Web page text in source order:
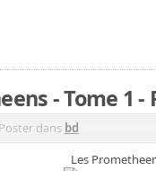
- Tome 1
Poster dans bd
Les